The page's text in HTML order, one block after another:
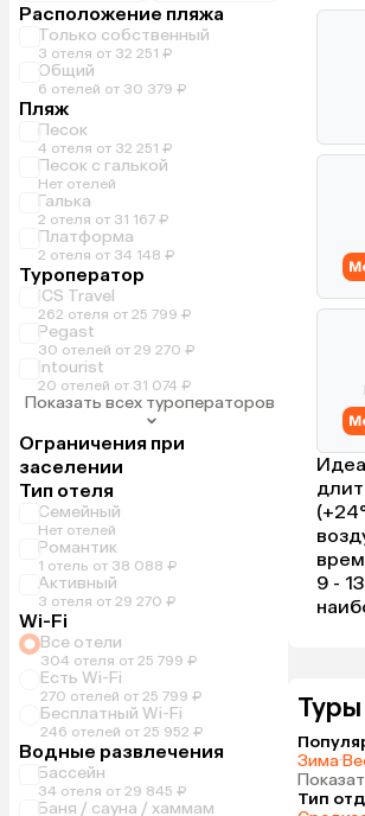
Расположение пляжа
Только собственный
3 отеля от 32 251 ₽
Общий
6 отелей от 30 379 ₽
Пляж
Песок
4 отеля от 32 251 ₽
Песок с галькой
Нет отелей
Галька
2 отеля от 31 167 ₽
Платформа
2 отеля от 34 148 ₽
Туроператор
ICS Travel
262 отеля от 25 799 ₽
Pegast
30 отелей от 29 270 ₽
Intourist
20 отелей от 31 074 ₽
Показать всех туроператоров
Ограничения при
заселении
Тип отеля
Семейный
Нет отелей
Романтик
1 отель от 38 088 ₽
Активный
3 отеля от 29 270 ₽
Wi-Fi
Все отели
304 отеля от 25 799 ₽
Есть Wi-Fi
270 отелей от 25 799 ₽
Бесплатный Wi-Fi
246 отелей от 25 952 ₽
Водные развлечения
Бассейн
34 отеля от 29 845 ₽
Баня / сауна / хаммам
9 -
Зима·
Тип